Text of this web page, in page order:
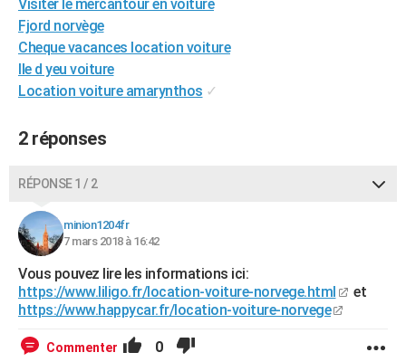
Dictionnaire
Biographies
Citations
Expressions
Proverbes
PROGRAMME TV
COPAINS D'AVANT
FORUM
Bricolage
Lifestyle
Culture
Sport
Auto
Television
Voyage
Cinema
Visiter le mercantour en voiture
Fjord norvège
Cheque vacances location voiture
Ile d yeu voiture
Location voiture amarynthos ✓
2 réponses
RÉPONSE 1 / 2
minion1204fr
7 mars 2018 à 16:42
Vous pouvez lire les informations ici:
https://www.liligo.fr/location-voiture-norvege.html
et
https://www.happycar.fr/location-voiture-norvege
Commenter 0